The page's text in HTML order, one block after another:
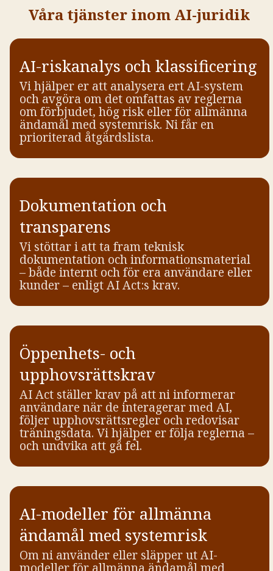
Våra tjänster inom AI-juridik
AI-riskanalys och klassificering
Vi hjälper er att analysera ert AI-system
och avgöra om det omfattas av reglerna
om förbjudet, hög risk eller för allmänna
ändamål med systemrisk. Ni får en
prioriterad åtgärdslista.
Dokumentation och
transparens
Vi stöttar i att ta fram teknisk
dokumentation och informationsmaterial
– både internt och för era användare eller
kunder – enligt AI Act:s krav.
Öppenhets- och
upphovsrättskrav
AI Act ställer krav på att ni informerar
användare när de interagerar med AI,
följer upphovsrättsregler och redovisar
träningsdata. Vi hjälper er följa reglerna –
och undvika att gå fel.
AI-modeller för allmänna
ändamål med systemrisk
Om ni använder eller släpper ut AI-
modeller för allmänna ändamål med